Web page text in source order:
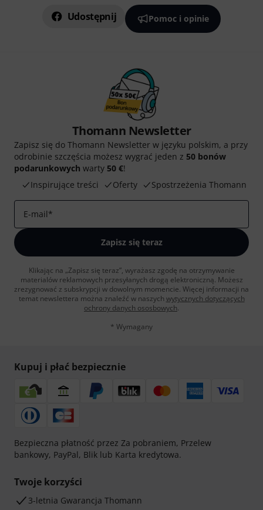
Udostępnij Pomoc i opinie
Thomann Newsletter
Zapisz się do Thomann Newsletter w języku polskim, a przy
odrobinie szczęścia możesz wygrać jeden z 50 bonów
podarunkowych warty 50 €!
Inspirujące treści
Oferty Spostrzeżenia Thomann
E-mail*
Zapisz się teraz
Klikając na „Zapisz się teraz”, wyrażasz zgodę na otrzymywanie
materialów reklamowych przesyłanych drogą elektroniczną. Możesz
zrezygnować z subskrypcji w dowolnym momencie. Więcej informacji na
temat newslettera można znaleźć w naszych wytycznych dotyczących
ochrony danych ososbowych.
* Wymagany
Kupuj i płać bezpiecznie
Bezpieczna płatność przez Za pobraniem, Przelew
bankowy, PayPal, Blik lub Karta kredytowa.
Twoje korzyści
3-letnia Gwarancja Thomann